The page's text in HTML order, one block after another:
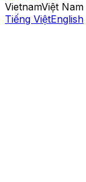
VietnamViệt Nam
Tiếng ViệtEnglish